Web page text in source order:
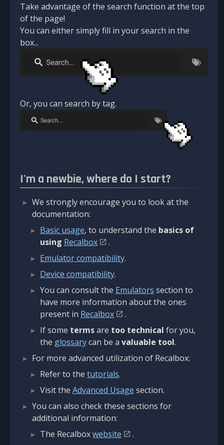
Take advantage of the search function at the top
of the page!
You can either simply fill in your search in the
box...
Or, you can search by tag.
I'm a newbie, where do I start?
We strongly encourage you to look at the
documentation:
Basic usage, to understand the basics of
using Recalbox
.
Emulator compatibility.
Device compatibility.
You can consult the Emulators section to
have more information about the ones
present in Recalbox
.
If some termsare too technical for you,
the glossarycan be a valuable tool.
For more advanced utilization of Recalbox:
Refer to the tutorials.
Visit the Advanced Usage section.
You can also check these sections for
additional information:
The Recalboxwebsite
.